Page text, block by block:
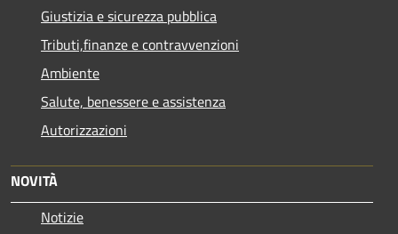
Giustizia e sicurezza pubblica
Tributi,finanze e contravvenzioni
Ambiente
Salute, benessere e assistenza
Autorizzazioni
NOVITÀ
Notizie